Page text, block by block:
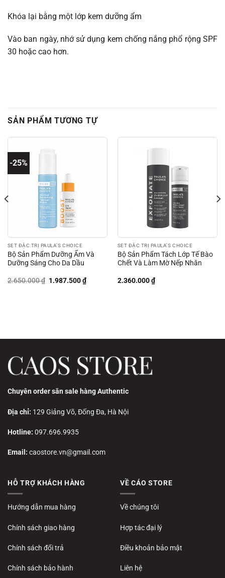
Khóa lại bằng một lớp kem dưỡng ẩm
Vào ban ngày, nhớ sử dụng kem chống nắng phổ rộng SPF
30 hoặc cao hơn.
SẢN PHẨM TƯƠNG TỰ
-25%
SET ĐẶC TRỊ PAULA’S CHOICE
Bộ Sản Phẩm Dưỡng Ẩm Và
Dưỡng Sáng Cho Da Dầu
2.650.000₫ Giá
1.987.500₫Giá
hiện
SET ĐẶC TRỊ PAULA’S CHOICE
Bộ Sản Phẩm Tách Lớp Tế Bào
Chết Và Làm Mờ Nếp Nhăn
2.360.000₫
Chuyên order săn sale hàng Authentic
Địa chỉ: 129 Giảng Võ, Đống Đa, Hà Nội
Hotline: 097.696.9935
Email: caostore.vn@gmail.com
HỖ TRỢ KHÁCH HÀNG
Hướng dẫn mua hàng
Chính sách giao hàng
Chính sách đổi trả
Chính sách bảo hành
VỀ CÁO STORE
Về chúng tôi
Hợp tác đại lý
Điều khoản bảo mật
Liên hệ